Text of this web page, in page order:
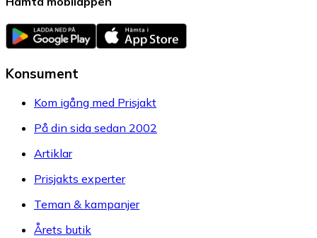
Konsument
Kom igång med Prisjakt
På din sida sedan 2002
Artiklar
Prisjakts experter
Teman & kampanjer
Årets butik